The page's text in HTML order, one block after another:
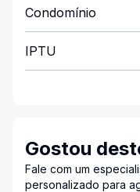
Condomínio
IPTU
Gostou
Fale com um
personalizado para